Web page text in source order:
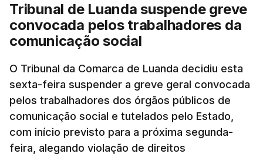
Tribunal de Luanda suspende greve
convocada pelos trabalhadores da
comunicação social
O Tribunal da Comarca de Luanda decidiu esta
sexta-feira suspender a greve geral convocada
pelos trabalhadores dos órgãos públicos de
comunicação social e tutelados pelo Estado,
com início previsto para a próxima segunda-
feira, alegando violação de direitos